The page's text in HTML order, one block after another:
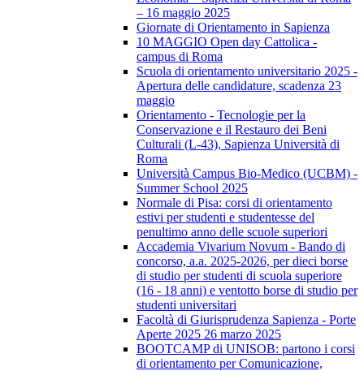
– 16 maggio 2025
Giornate di Orientamento in Sapienza
10 MAGGIO Open day Cattolica -
campus di Roma
Scuola di orientamento universitario 2025 -
Apertura delle candidature, scadenza 23
maggio
Orientamento - Tecnologie per la
Conservazione e il Restauro dei Beni
Culturali (L-43), Sapienza Università di
Roma
Università Campus Bio-Medico (UCBM) -
Summer School 2025
Normale di Pisa: corsi di orientamento
estivi per studenti e studentesse del
penultimo anno delle scuole superiori
Accademia Vivarium Novum - Bando di
concorso, a.a. 2025-2026, per dieci borse
di studio per studenti di scuola superiore
(16 - 18 anni) e ventotto borse di studio per
studenti universitari
Facoltà di Giurisprudenza Sapienza - Porte
Aperte 2025 26 marzo 2025
BOOTCAMP di UNISOB: partono i corsi
di orientamento per Comunicazione,